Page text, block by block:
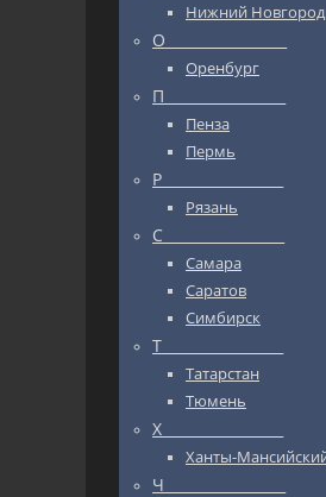
Нижний Новгород
О_________________
Оренбург
П_________________
Пенза
Пермь
Р_________________
Рязань
С_________________
Самара
Саратов
Симбирск
Т_________________
Татарстан
Тюмень
Х_________________
Ханты-
Ч_________________